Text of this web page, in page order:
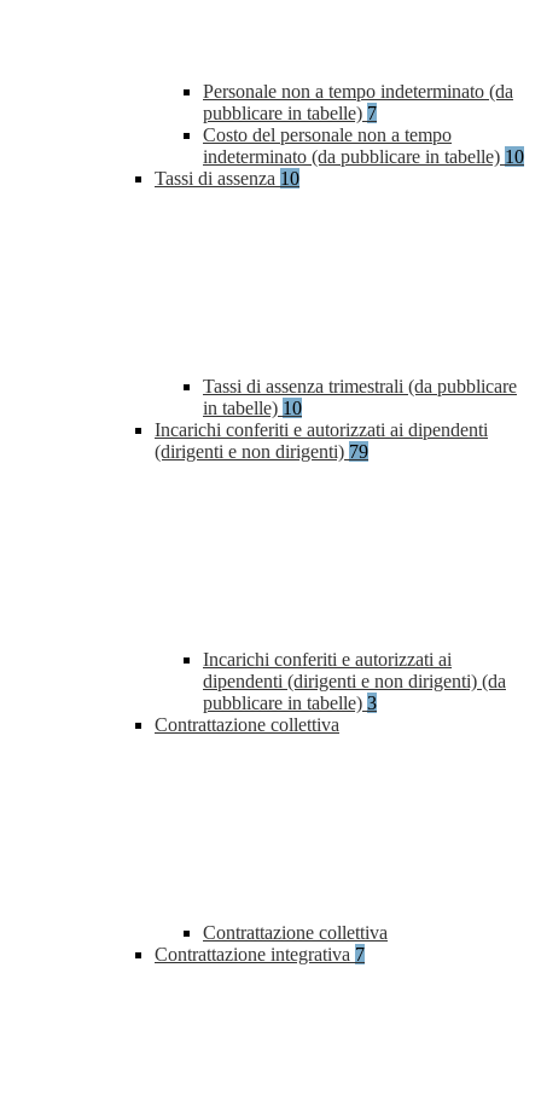
Personale non a tempo indeterminato (da
pubblicare in tabelle) 7
Costo del personale non a tempo
indeterminato (da pubblicare in tabelle) 10
Tassi di assenza 10
Tassi di assenza trimestrali (da pubblicare
in tabelle) 10
Incarichi conferiti e autorizzati ai dipendenti
(dirigenti e non dirigenti) 79
Incarichi conferiti e autorizzati ai
dipendenti (dirigenti e non dirigenti) (da
pubblicare in tabelle) 3
Contrattazione collettiva
Contrattazione collettiva
Contrattazione integrativa 7